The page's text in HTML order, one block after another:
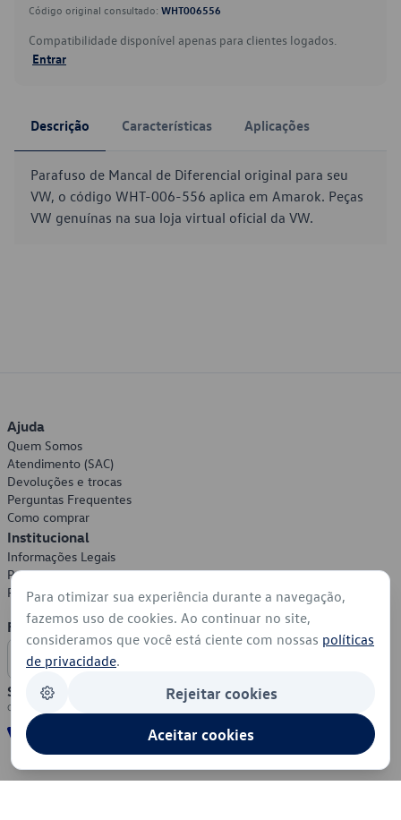
Código original consultado: WHT006556
Compatibilidade disponível apenas para clientes logados.
Entrar
Descrição Características Aplicações
Parafuso de Mancal de Diferencial original para seu
VW, o código WHT-006-556 aplica em Amarok. Peças
VW genuínas na sua loja virtual oficial da VW.
Ajuda
Quem Somos
Atendimento (SAC)
Devoluções e trocas
Perguntas Frequentes
Como comprar
Institucional
Informações Legais
Política de Privacidade
Política de Cookies
Formas de Pagamento
Segurança
Para otimizar sua experiência durante a navegação,
fazemos uso de cookies. Ao continuar no site,
consideramos que você está ciente com nossas políticas
de privacidade.
Rejeitar cookies
Aceitar cookies